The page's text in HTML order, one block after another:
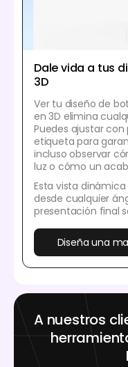
Dale vida a tus
3D
Ver tu diseño de
en 3D elimina
Puedes ajustar
etiqueta para
incluso observar
luz o cómo un
Esta vista
desde cualquier
presentación final
Diseña una
A nuestros